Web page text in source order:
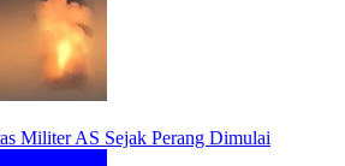
Militer AS Sejak Perang Dimulai